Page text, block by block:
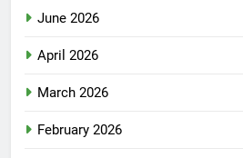
June 2026
April 2026
March 2026
February 2026